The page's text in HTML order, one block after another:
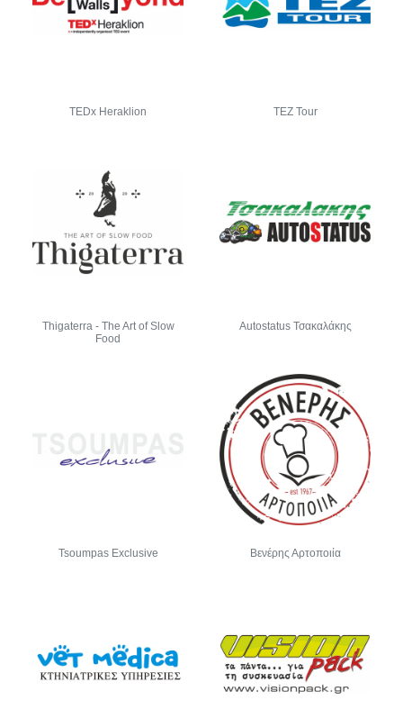
TEDx Heraklion TEZ Tour
Thigaterra - The Art of Slow
Food
Autostatus Τσακαλάκης
Tsoumpas Exclusive Βενέρης Αρτοποιία